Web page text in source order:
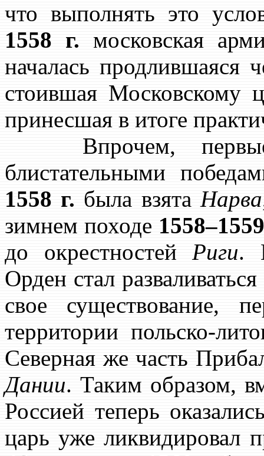
что выполнять это
1558 г. московская
началась продлившаяся
стоившая Московскому
принесшая в итоге
Впрочем, первые
блистательными
1558 г. была взята Нарва
зимнем походе
до окрестностей Риги.
Орден стал
свое существование,
территории польско-
Северная же часть
Дании. Таким образом,
Россией теперь
царь уже ликвидировал